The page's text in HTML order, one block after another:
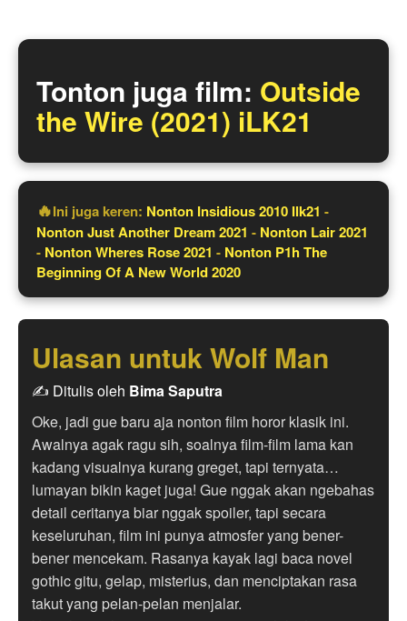
Tonton juga film: Outside
the Wire (2021) iLK21
Ini juga keren: Nonton Insidious 2010 Ilk21 -
Nonton Just Another Dream 2021 - Nonton Lair 2021
- Nonton Wheres Rose 2021 - Nonton P1h The
Beginning Of A New World 2020
Ulasan untuk Wolf Man
✍️ Ditulis oleh Bima Saputra
Oke, jadi gue baru aja nonton film horor klasik ini.
Awalnya agak ragu sih, soalnya film-film lama kan
kadang visualnya kurang greget, tapi ternyata…
lumayan bikin kaget juga! Gue nggak akan ngebahas
detail ceritanya biar nggak spoiler, tapi secara
keseluruhan, film ini punya atmosfer yang bener-
bener mencekam. Rasanya kayak lagi baca novel
gothic gitu, gelap, misterius, dan menciptakan rasa
takut yang pelan-pelan menjalar.